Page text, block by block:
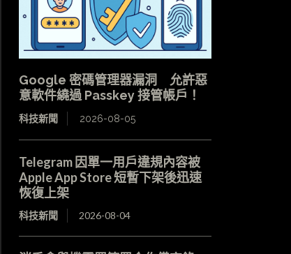
Google 密碼管理器漏洞 允許惡
意軟件繞過 Passkey 接管帳戶！
科技新聞 2026-08-05
Telegram 因單一用戶違規內容被
Apple App Store 短暫下架後迅速
恢復上架
科技新聞 2026-08-04